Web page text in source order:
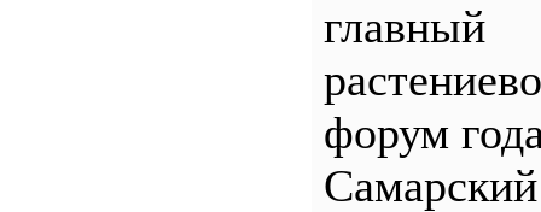
главный
форум